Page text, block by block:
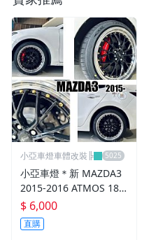
小亞車燈車體改裝╠
小亞車燈＊新 MAZDA3
2015-2016 ATMOS 18
吋 鋁圈 輪框 18*8.5 5/1
08 ET40 5孔108 銀黑車
邊 鉚釘款
$ 6,000
直購